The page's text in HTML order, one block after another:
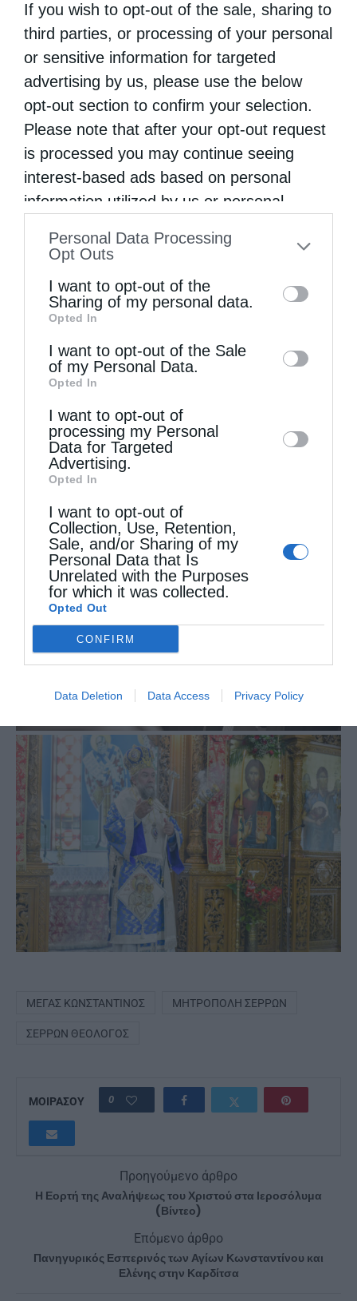
If you wish to opt-out of the sale, sharing to
third parties, or processing of your personal
or sensitive information for targeted
advertising by us, please use the below
opt-out section to confirm your selection.
Please note that after your opt-out request
is processed you may continue seeing
interest-based ads based on personal
information utilized by us or personal
to your opt-out. You may separately opt-out
information by third parties on the IAB’s list
of downstream participants. This
information may also be disclosed by us to
third parties on theIAB’s List of
Downstream Participants
disclose it to other third parties.
Personal Data Processing
Opt Outs
I want to opt-out of the
Sharing of my personal data.
Opted In
I want to opt-out of the Sale
of my Personal Data.
Opted In
I want to opt-out of
processing my Personal
Data for Targeted
Advertising.
Opted In
I want to opt-out of
Collection, Use, Retention,
Sale, and/or Sharing of my
Personal Data that Is
Unrelated with the Purposes
for which it was collected.
Opted Out
CONFIRM
Data Deletion Data Access Privacy Policy
ΜΈΓΑΣ ΚΩΝΣΤΑΝΤΊΝΟΣ ΜΗΤΡΌΠΟΛΗ ΣΕΡΡΏΝ
ΣΕΡΡΏΝ ΘΕΟΛΌΓΟΣ
ΜΟΙΡΑΣΟΥ 0
Προηγούμενο άρθρο
Η Εορτή της Αναλήψεως του Χριστού στα Ιεροσόλυμα
(Βίντεο)
Επόμενο άρθρο
Πανηγυρικός Εσπερινός των Αγίων Κωνσταντίνου και
Ελένης στην Καρδίτσα